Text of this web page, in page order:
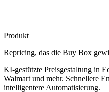
Produkt
Repricing, das die Buy Box
KI-gestützte Preisgestaltung in
Walmart und mehr. Schnellere
intelligentere Automatisierung.